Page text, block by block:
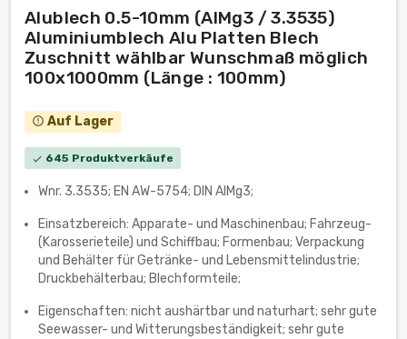
Alublech 0.5-10mm (AlMg3 / 3.3535)
Aluminiumblech Alu Platten Blech
Zuschnitt wählbar Wunschmaß möglich
100x1000mm (Länge : 100mm)
error_outline Auf Lager
check 645 Produktverkäufe
Wnr. 3.3535; EN AW-5754; DIN AlMg3;
Einsatzbereich: Apparate- und Maschinenbau; Fahrzeug-
(Karosserieteile) und Schiffbau; Formenbau; Verpackung
und Behälter für Getränke- und Lebensmittelindustrie;
Druckbehälterbau; Blechformteile;
Eigenschaften: nicht aushärtbar und naturhart; sehr gute
Seewasser- und Witterungsbeständigkeit; sehr gute